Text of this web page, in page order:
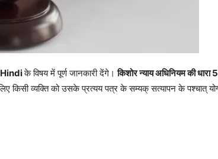
के विषय में पूर्ण जानकारी देंगे।किशोर न्याय अधिनियम की धारा
किसी व्यक्ति को उसके प्रत्यय पत्र के सम्यक् सत्यापन के पश्चात्